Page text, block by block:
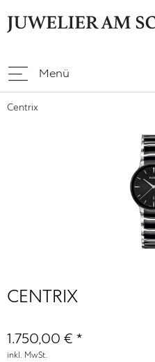
Menü
Centrix
CENTRIX
1.750,00 € *
inkl. MwSt.